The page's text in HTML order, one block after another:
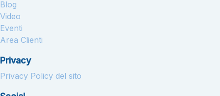
Blog
Video
Eventi
Area Clienti
Privacy
Privacy Policy del sito